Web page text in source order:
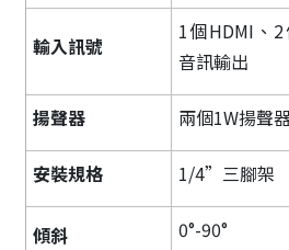
輸入訊號
1個HDMI、
音訊輸出
揚聲器 兩個1W揚聲
安裝規格 1/4”三腳架
傾斜 0°-90°